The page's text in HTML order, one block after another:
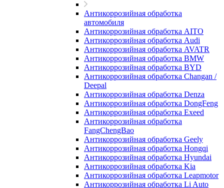
Антикоррозийная обработка
автомобиля
Антикоррозийная обработка AITO
Антикоррозийная обработка Audi
Антикоррозийная обработка AVATR
Антикоррозийная обработка BMW
Антикоррозийная обработка BYD
Антикоррозийная обработка Changan /
Deepal
Антикоррозийная обработка Denza
Антикоррозийная обработка DongFeng
Антикоррозийная обработка Exeed
Антикоррозийная обработка
FangChengBao
Антикоррозийная обработка Geely
Антикоррозийная обработка Hongqi
Антикоррозийная обработка Hyundai
Антикоррозийная обработка Kia
Антикоррозийная обработка Leapmotor
Антикоррозийная обработка Li Auto